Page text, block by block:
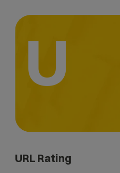
U
URL Rating